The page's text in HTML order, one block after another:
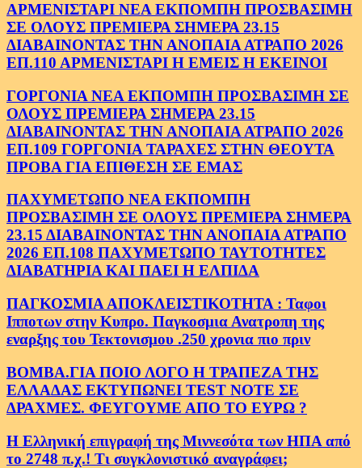
ΑΡΜΕΝΙΣΤΑΡΙ ΝΕΑ ΕΚΠΟΜΠΗ ΠΡΟΣΒΑΣΙΜΗ
ΣΕ ΟΛΟΥΣ ΠΡΕΜΙΕΡΑ ΣΗΜΕΡΑ 23.15
ΔΙΑΒΑΙΝΟΝΤΑΣ ΤΗΝ ΑΝΟΠΑΙΑ ΑΤΡΑΠΟ 2026
ΕΠ.110 ΑΡΜΕΝΙΣΤΑΡΙ Η ΕΜΕΙΣ Η ΕΚΕΙΝΟΙ
ΓΟΡΓΟΝΙΑ ΝΕΑ ΕΚΠΟΜΠΗ ΠΡΟΣΒΑΣΙΜΗ ΣΕ
ΟΛΟΥΣ ΠΡΕΜΙΕΡΑ ΣΗΜΕΡΑ 23.15
ΔΙΑΒΑΙΝΟΝΤΑΣ ΤΗΝ ΑΝΟΠΑΙΑ ΑΤΡΑΠΟ 2026
ΕΠ.109 ΓΟΡΓΟΝΙΑ ΤΑΡΑΧΕΣ ΣΤΗΝ ΘΕΟΥΤΑ
ΠΡΟΒΑ ΓΙΑ ΕΠΙΘΕΣΗ ΣΕ ΕΜΑΣ
ΠΑΧΥΜΕΤΩΠΟ ΝΕΑ ΕΚΠΟΜΠΗ
ΠΡΟΣΒΑΣΙΜΗ ΣΕ ΟΛΟΥΣ ΠΡΕΜΙΕΡΑ ΣΗΜΕΡΑ
23.15 ΔΙΑΒΑΙΝΟΝΤΑΣ ΤΗΝ ΑΝΟΠΑΙΑ ΑΤΡΑΠΟ
2026 ΕΠ.108 ΠΑΧΥΜΕΤΩΠΟ ΤΑΥΤΟΤΗΤΕΣ
ΔΙΑΒΑΤΗΡΙΑ ΚΑΙ ΠΑΕΙ Η ΕΛΠΙΔΑ
ΠΑΓΚΟΣΜΙΑ ΑΠΟΚΛΕΙΣΤΙΚΟΤΗΤΑ : Ταφοι
Ιπποτων στην Κυπρο. Παγκοσμια Ανατροπη της
εναρξης του Τεκτονισμου .250 χρονια πιο πριν
ΒΟΜΒΑ.ΓΙΑ ΠΟΙΟ ΛΟΓΟ Η ΤΡΑΠΕΖΑ ΤΗΣ
ΕΛΛΑΔΑΣ ΕΚΤΥΠΩΝΕΙ TEST NOTE ΣΕ
ΔΡΑΧΜΕΣ. ΦΕΥΓΟΥΜΕ ΑΠΟ ΤΟ ΕΥΡΩ ?
Η Ελληνική επιγραφή της Μιννεσότα των ΗΠΑ από
το 2748 π.χ.! Τι συγκλονιστικό αναγράφει;